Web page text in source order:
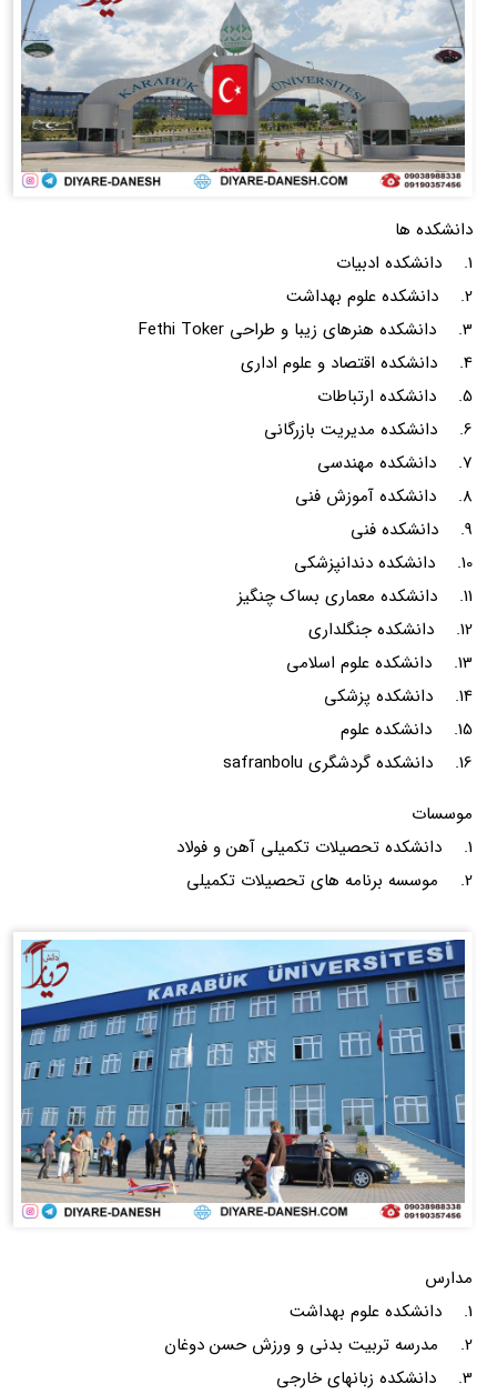
دانشکده ها
1. دانشکده ادبیات
2. دانشکده علوم بهداشت
3. دانشکده هنرهای زیبا و طراحی Fethi Toker
4. دانشکده اقتصاد و علوم اداری
5. دانشکده ارتباطات
6. دانشکده مدیریت بازرگانی
7. دانشکده مهندسی
8. دانشکده آموزش فنی
9. دانشکده فنی
10. دانشکده دندانپزشکی
11. دانشکده معماری بساک چنگیز
12. دانشکده جنگلداری
13. دانشکده علوم اسلامی
14. دانشکده پزشکی
15. دانشکده علوم
16. دانشکده گردشگری safranbolu
موسسات
1. دانشکده تحصیلات تکمیلی آهن و فولاد
2. موسسه برنامه های تحصیلات تکمیلی
مدارس
1. دانشکده علوم بهداشت
2. مدرسه تربیت بدنی و ورزش حسن دوغان
3. دانشکده زبانهای خارجی